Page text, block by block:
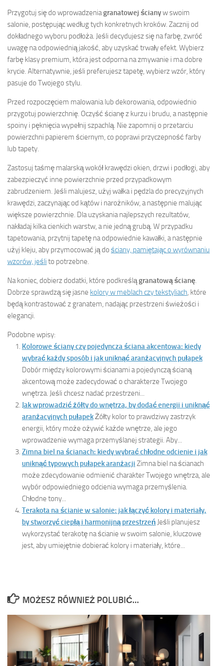
Przygotuj się do wprowadzeniagranatowej ścianyw swoim
salonie, postępując według tych konkretnych kroków. Zacznij od
dokładnego wyboru podłoża. Jeśli decydujesz się na farbę, zwróć
uwagę na odpowiednią jakość, aby uzyskać trwały efekt. Wybierz
farbę klasy premium, która jest odporna na zmywanie i ma dobre
krycie. Alternatywnie, jeśli preferujesz tapetę, wybierz wzór, który
pasuje do Twojego stylu.
Przed rozpoczęciem malowania lub dekorowania, odpowiednio
przygotuj powierzchnię. Oczyść ścianę z kurzu i brudu, a następnie
spoiny i pęknięcia wypełnij szpachlą. Nie zapomnij o przetarciu
powierzchni papierem ściernym, co poprawi przyczepność farby
lub tapety.
Zastosuj taśmę malarską wokół krawędzi okien, drzwi i podłogi, aby
zabezpieczyć inne powierzchnie przed przypadkowym
zabrudzeniem. Jeśli malujesz, użyj wałka i pędzla do precyzyjnych
krawędzi, zaczynając od kątów i narożników, a następnie malując
większe powierzchnie. Dla uzyskania najlepszych rezultatów,
nakładaj kilka cienkich warstw, a nie jedną grubą. W przypadku
tapetowania, przytnij tapetę na odpowiednie kawałki, a następnie
użyj kleju, aby przymocować ją do ściany, pamiętając o wyrównaniu
wzorów, jeśli to potrzebne.
Na koniec, dobierz dodatki, które podkreślągranatową ścianę.
Dobrze sprawdzą się jasne kolory w meblach czy tekstyliach, które
będą kontrastować z granatem, nadając przestrzeni świeżości i
elegancji.
Podobne wpisy:
Kolorowe ściany czy pojedyncza ściana akcentowa: kiedy
wybrać każdy sposób i jak uniknąć aranżacyjnych pułapek
Dobór między kolorowymi ścianami a pojedynczą ścianą
akcentową może zadecydować o charakterze Twojego
wnętrza. Jeśli chcesz nadać przestrzeni...
Jak wprowadzić żółty do wnętrza, by dodać energii i uniknąć
aranżacyjnych pułapekŻółty kolor to prawdziwy zastrzyk
energii, który może ożywić każde wnętrze, ale jego
wprowadzenie wymaga przemyślanej strategii. Aby...
Zimna biel na ścianach: kiedy wybrać chłodne odcienie i jak
uniknąć typowych pułapek aranżacji Zimna biel na ścianach
może zdecydowanie odmienić charakter Twojego wnętrza, ale
wybór odpowiedniego odcienia wymaga przemyślenia.
Chłodne tony...
Terakota na ścianie w salonie: jak łączyć kolory i materiały,
by stworzyć ciepłą i harmonijną przestrzeń Jeśli planujesz
wykorzystać terakotę na ścianie w swoim salonie, kluczowe
jest, aby umiejętnie dobierać kolory i materiały, które...
MOŻESZ RÓWNIEŻ POLUBIĆ…